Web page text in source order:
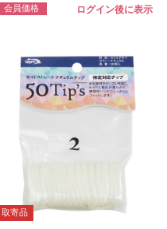
会員価格 ログイン後に表示
取寄品